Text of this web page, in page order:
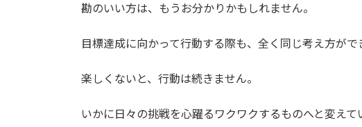
勘のいい方は、もうお分かりかもしれません。
目標達成に向かって行動する際も、全く同じ考え方がで
楽しくないと、行動は続きません。
いかに日々の挑戦を心躍るワクワクするものへと変えて